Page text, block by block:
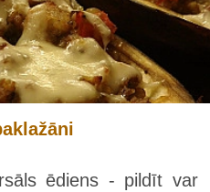
ēdiens - pildīt var